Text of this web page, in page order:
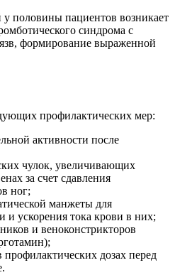
половины пациентов возникает
синдрома с
формирование выраженной
профилактических мер:
активности после
чулок, увеличивающих
за счет сдавления
ног;
манжеты для
и ускорения тока крови в них;
и веноконстрикторов
профилактических дозах перед